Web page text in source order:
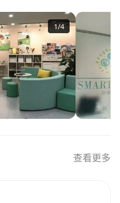
教育、香港移民、安家服
、理財地産、秘書服務、
1/4
查看更多